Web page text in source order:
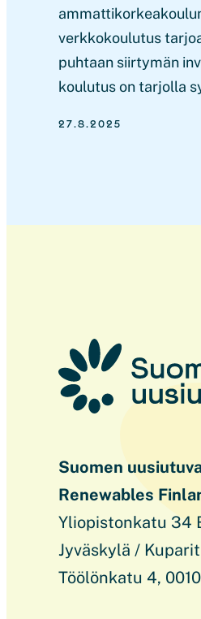
verkkokoulutus
puhtaan siirtymän
koulutus on tarjolla
27.8.2025
Suomen
Renewables
Yliopistonkatu 34
Jyväskylä /
Töölönkatu 4,